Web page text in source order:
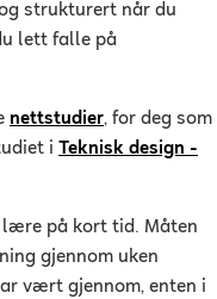
strukturert når du
lett falle på
nettstudier, for deg som
i Teknisk design -
lære på kort tid. Måten
gjennom uken
vært gjennom, enten i